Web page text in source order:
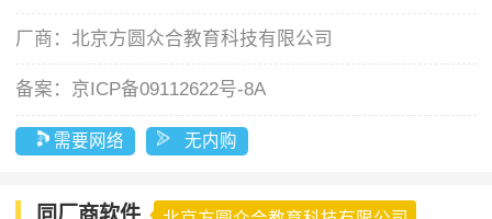
厂商：北京方圆众合教育科技有限公司
备案： 京ICP备09112622号-8A
需要网络 无内购